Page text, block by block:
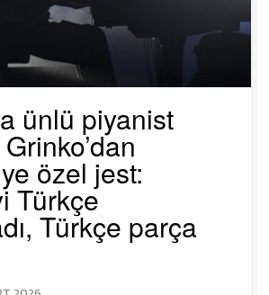
ünlü piyanist
özel jest:
Türkçe
Türkçe parça